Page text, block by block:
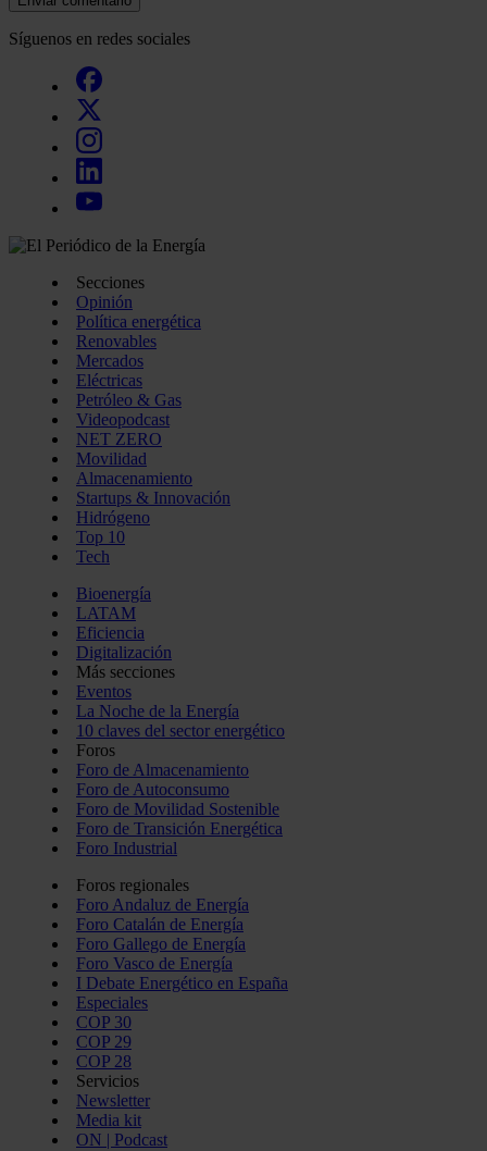
Síguenos en redes sociales
Secciones
Opinión
Política energética
Renovables
Mercados
Eléctricas
Petróleo & Gas
Videopodcast
NET ZERO
Movilidad
Almacenamiento
Startups & Innovación
Hidrógeno
Top 10
Tech
Bioenergía
LATAM
Eficiencia
Digitalización
Más secciones
Eventos
La Noche de la Energía
10 claves del sector energético
Foros
Foro de Almacenamiento
Foro de Autoconsumo
Foro de Movilidad Sostenible
Foro de Transición Energética
Foro Industrial
Foros regionales
Foro Andaluz de Energía
Foro Catalán de Energía
Foro Gallego de Energía
Foro Vasco de Energía
I Debate Energético en España
Especiales
COP 30
COP 29
COP 28
Servicios
Newsletter
Media kit
ON | Podcast